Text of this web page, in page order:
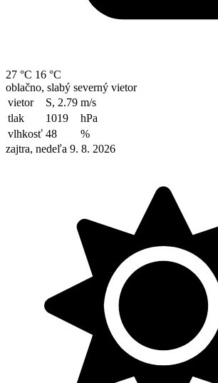
27 °C 16 °C
oblačno, slabý severný vietor
vietor
S, 2.79 m/s
tlak
1019
hPa
vlhkosť 48
%
zajtra, nedeľa 9. 8. 2026